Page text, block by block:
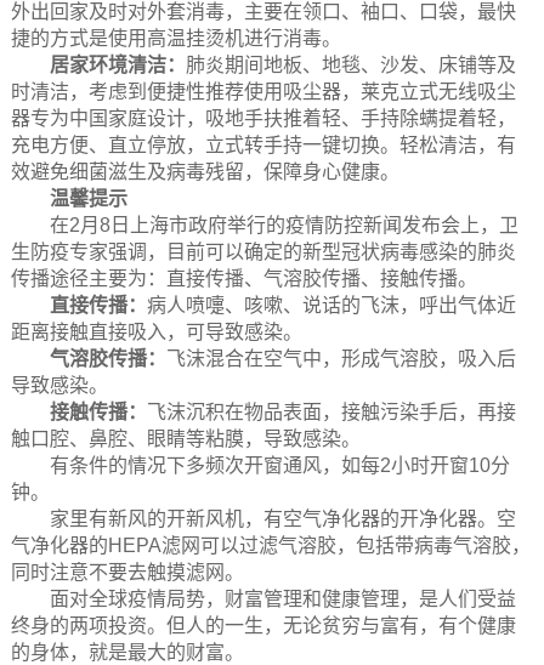
外出回家及时对外套消毒，主要在领口、袖口、口袋，最快
捷的方式是使用高温挂烫机进行消毒。
居家环境清洁： 肺炎期间地板、地毯、沙发、床铺等及
时清洁，考虑到便捷性推荐使用吸尘器，莱克立式无线吸尘
器专为中国家庭设计，吸地手扶推着轻、手持除螨提着轻，
充电方便、直立停放，立式转手持一键切换。轻松清洁，有
效避免细菌滋生及病毒残留，保障身心健康。
温馨提示
在2月8日上海市政府举行的疫情防控新闻发布会上，卫
生防疫专家强调，目前可以确定的新型冠状病毒感染的肺炎
传播途径主要为：直接传播、气溶胶传播、接触传播。
直接传播： 病人喷嚏、咳嗽、说话的飞沫，呼出气体近
距离接触直接吸入，可导致感染。
气溶胶传播： 飞沫混合在空气中，形成气溶胶，吸入后
导致感染。
接触传播： 飞沫沉积在物品表面，接触污染手后，再接
触口腔、鼻腔、眼睛等粘膜，导致感染。
有条件的情况下多频次开窗通风，如每2小时开窗10分
钟。
家里有新风的开新风机，有空气净化器的开净化器。空
气净化器的HEPA滤网可以过滤气溶胶，包括带病毒气溶胶，
同时注意不要去触摸滤网。
面对全球疫情局势，财富管理和健康管理，是人们受益
终身的两项投资。但人的一生，无论贫穷与富有，有个健康
的身体，就是最大的财富。